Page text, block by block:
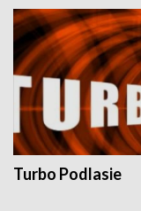
Turbo Podlasie